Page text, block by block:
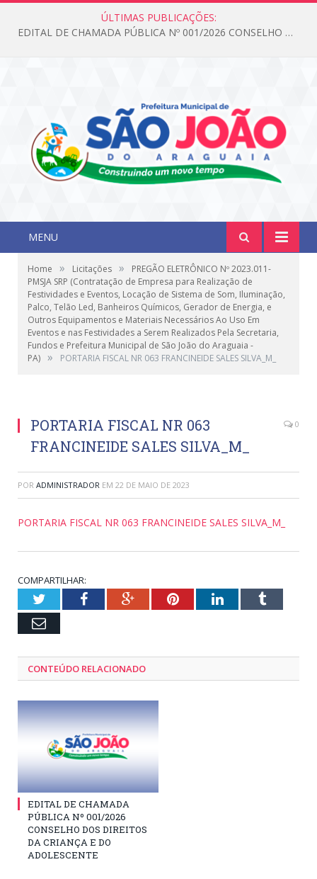
ÚLTIMAS PUBLICAÇÕES:
EDITAL DE CHAMADA PÚBLICA Nº 001/2026 CONSELHO DOS DIREITOS DA CRIANÇA E DO ADOLESCENTE
MENU
Home » Licitações »
PREGÃO ELETRÔNICO Nº 2023.011-
PMSJA SRP (Contratação de Empresa para Realização de
Festividades e Eventos, Locação de Sistema de Som, Iluminação,
Palco, Telão Led, Banheiros Químicos, Gerador de Energia, e
Outros Equipamentos e Materiais Necessários Ao Uso Em
Eventos e nas Festividades a Serem Realizados Pela Secretaria,
Fundos e Prefeitura Municipal de São João do Araguaia -
PA) » PORTARIA FISCAL NR 063 FRANCINEIDE SALES SILVA_M_
PORTARIA FISCAL NR 063
FRANCINEIDE SALES SILVA_M_
0
POR ADMINISTRADOR EM 22 DE MAIO DE 2023
PORTARIA FISCAL NR 063 FRANCINEIDE SALES SILVA_M_
COMPARTILHAR:
TwitterFacebookGoogle+PinterestLinkedInTumblr
Email
CONTEÚDO RELACIONADO
EDITAL DE CHAMADA
PÚBLICA Nº 001/2026
CONSELHO DOS DIREITOS
DA CRIANÇA E DO
ADOLESCENTE